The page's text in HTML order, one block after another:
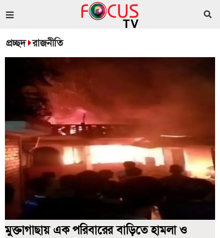
প্রচ্ছদ রাজনীতি
মুক্তাগাছায় এক পরিবারের বাড়িতে হামলা ও